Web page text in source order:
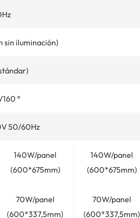
sin iluminación)
°
50/60Hz
140W/panel
(600*675mm)
70W/panel
(600*337,5mm)
140W/panel
(600*675mm)
70W/panel
(600*337,5mm)